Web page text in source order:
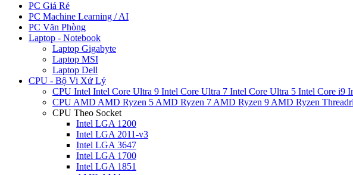
PC Giá Rẻ
PC Machine Learning / AI
PC Văn Phòng
Laptop - Notebook
Laptop Gigabyte
Laptop MSI
Laptop Dell
CPU - Bộ Vi Xử Lý
CPU Intel Intel Core Ultra 9 Intel Core Ultra 7 Intel Core Ultra 5 Intel Core i9
CPU AMD AMD Ryzen 5 AMD Ryzen 7 AMD Ryzen 9 AMD Ryzen
CPU Theo Socket
Intel LGA 1200
Intel LGA 2011-v3
Intel LGA 3647
Intel LGA 1700
Intel LGA 1851